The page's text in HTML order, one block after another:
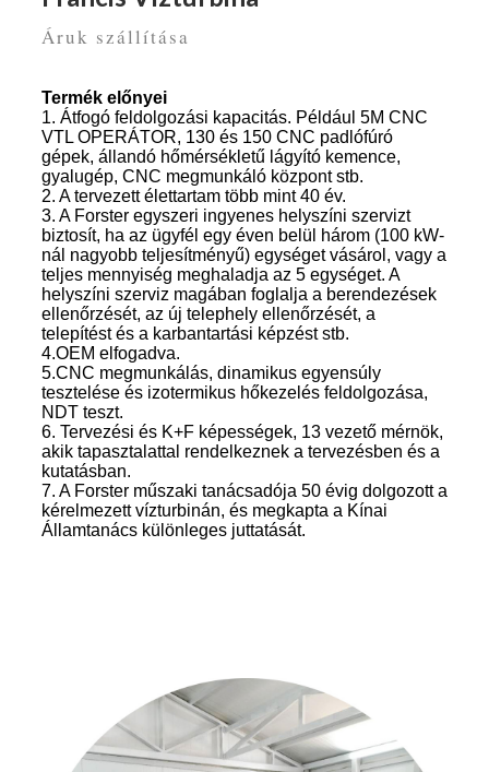
Áruk szállítása
Termék előnyei
1. Átfogó feldolgozási kapacitás. Például 5M CNC
VTL OPERÁTOR, 130 és 150 CNC padlófúró
gépek, állandó hőmérsékletű lágyító kemence,
gyalugép, CNC megmunkáló központ stb.
2. A tervezett élettartam több mint 40 év.
3. A Forster egyszeri ingyenes helyszíni szervizt
biztosít, ha az ügyfél egy éven belül három (100 kW-
nál nagyobb teljesítményű) egységet vásárol, vagy a
teljes mennyiség meghaladja az 5 egységet. A
helyszíni szerviz magában foglalja a berendezések
ellenőrzését, az új telephely ellenőrzését, a
telepítést és a karbantartási képzést stb.
4.OEM elfogadva.
5.CNC megmunkálás, dinamikus egyensúly
tesztelése és izotermikus hőkezelés feldolgozása,
NDT teszt.
6. Tervezési és K+F képességek, 13 vezető mérnök,
akik tapasztalattal rendelkeznek a tervezésben és a
kutatásban.
7. A Forster műszaki tanácsadója 50 évig dolgozott a
kérelmezett vízturbinán, és megkapta a Kínai
Államtanács különleges juttatását.